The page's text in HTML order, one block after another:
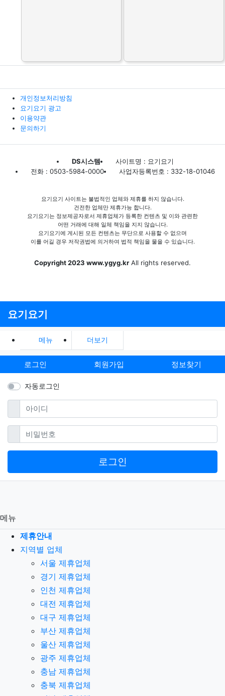
개인정보처리방침
요기요기 광고
이용약관
문의하기
DS시스템
사이트명 : 요기요기
전화 : 0503-5984-0000
사업자등록번호 : 332-18-01046
요기요기 사이트는 불법적인 업체와 제휴를 하지 않습니다.
건전한 업체만 제휴가능 합니다.
요기요기는 정보제공자로서 제휴업체가 등록한 컨텐츠 및 이와 관련한
어떤 거래에 대해 일체 책임을 지지 않습니다.
요기요기에 게시된 모든 컨텐츠는 무단으로 사용할 수 없으며
이를 어길 경우 저작권법에 의거하여 법적 책임을 물을 수 있습니다.
Copyright 2023 www.ygyg.kr All rights reserved.
요기요기
메뉴 더보기
로그인 회원가입 정보찾기
자동로그인
아이디필수
비밀번호필수
로그인
메뉴
제휴안내
지역별 업체
서울 제휴업체
경기 제휴업체
인천 제휴업체
대전 제휴업체
대구 제휴업체
부산 제휴업체
울산 제휴업체
광주 제휴업체
충남 제휴업체
충북 제휴업체